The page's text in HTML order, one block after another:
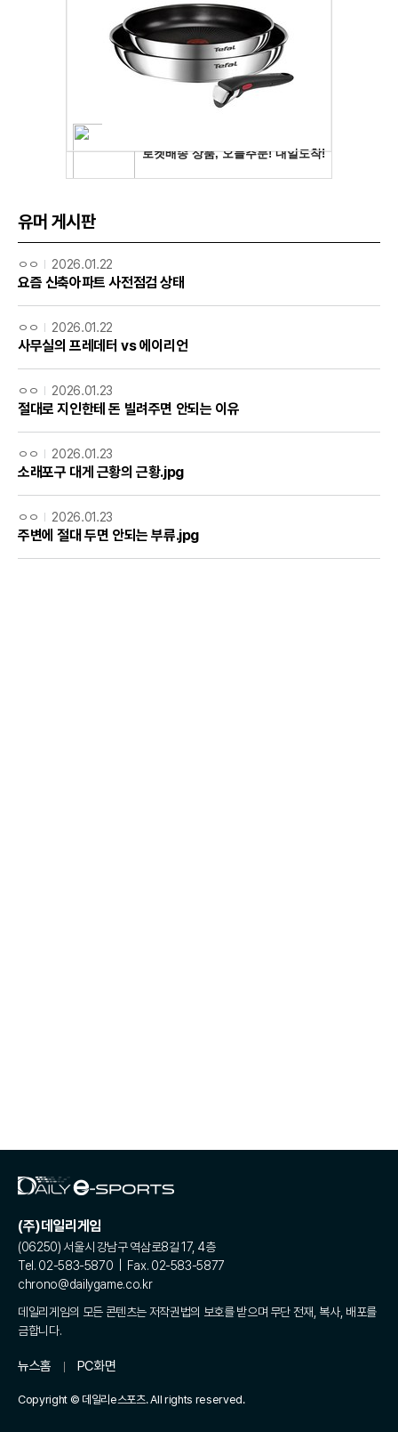
유머 게시판
ㅇㅇ 2026.01.22
요즘 신축아파트 사전점검 상태
ㅇㅇ 2026.01.22
사무실의 프레데터 vs 에이리언
ㅇㅇ 2026.01.23
절대로 지인한테 돈 빌려주면 안되는 이유
ㅇㅇ 2026.01.23
소래포구 대게 근황의 근황.jpg
ㅇㅇ 2026.01.23
주변에 절대 두면 안되는 부류.jpg
(주)데일리게임
(06250) 서울시 강남구 역삼로8길 17, 4층
Tel. 02-583-5870 | Fax. 02-583-5877
chrono@dailygame.co.kr
데일리게임의 모든 콘텐츠는 저작권법의 보호를 받으며 무단 전재, 복사, 배포를
금합니다.
뉴스홈 PC화면
Copyright © 데일리e스포츠. All rights reserved.